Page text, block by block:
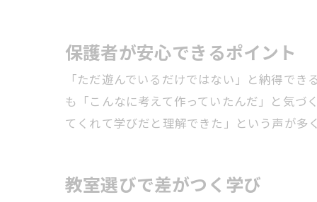
保護者が安心できるポイント
「ただ遊んでいるだけではない」と納得で
も「こんなに考えて作っていたんだ」と気づ
てくれて学びだと理解できた」という声が多
教室選びで差がつく学び